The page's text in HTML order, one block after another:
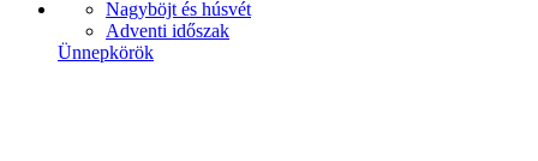
Nagyböjt és húsvét
Adventi időszak
Ünnepkörök